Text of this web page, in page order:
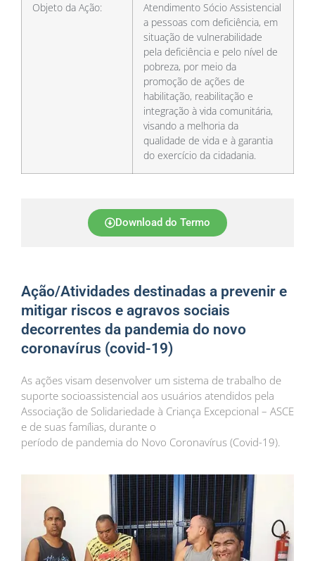
Objeto da Ação:
Atendimento Sócio Assistencial
a pessoas com deficiência, em
situação de vulnerabilidade
pela deficiência e pelo nível de
pobreza, por meio da
promoção de ações de
habilitação, reabilitação e
integração à vida comunitária,
visando a melhoria da
qualidade de vida e à garantia
do exercício da cidadania.
Download do Termo
Ação/Atividades destinadas a prevenir e
mitigar riscos e agravos sociais
decorrentes da pandemia do novo
coronavírus (covid-19)
As ações visam desenvolver um sistema de trabalho de
suporte socioassistencial aos usuários atendidos pela
Associação de Solidariedade à Criança Excepcional – ASCE
e de suas famílias, durante o
período de pandemia do Novo Coronavírus (Covid-19).